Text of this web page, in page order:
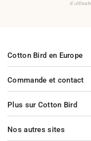
Commande et contact
Plus sur Cotton Bird
Cotton Bird en Europe
Nos autres sites